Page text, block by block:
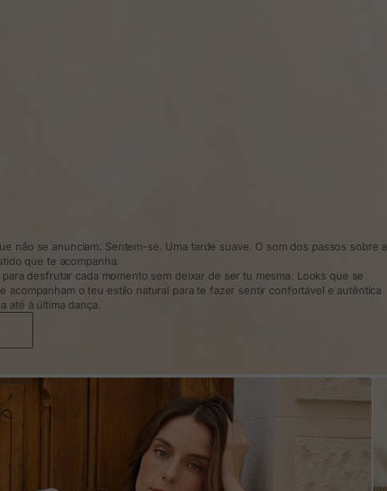
não se anunciam. Sentem-se. Uma tarde suave. O som dos passos sobre a
que te acompanha.
para desfrutar cada momento sem deixar de ser tu mesma. Looks que se
acompanham o teu estilo natural para te fazer sentir confortável e autêntica
até à última dança.